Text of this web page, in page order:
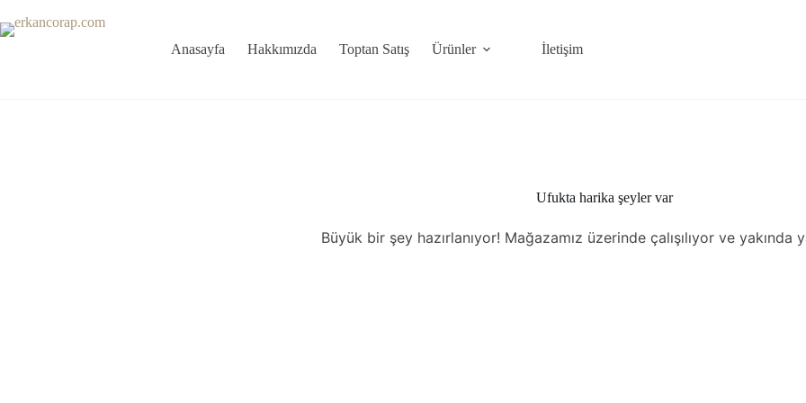
to
content
Anasayfa Hakkımızda Toptan Satış Ürünler İletişim
Ufukta harika şeyler var
Büyük bir şey hazırlanıyor! Mağazamız üzerinde çalışılıyor ve yakında